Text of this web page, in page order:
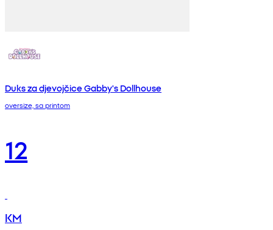
Duks za djevojčice Gabby's Dollhouse
oversize, sa printom
12
KM